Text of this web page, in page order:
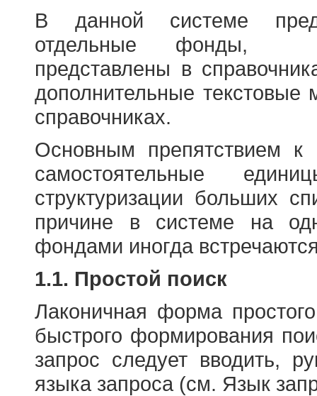
В данной системе
отдельные фонды,
представлены в
дополнительные
справочниках.
Основным препятствием
самостоятельные
структуризации больших
причине в системе на
фондами иногда
1.1. Простой поиск
Лаконичная форма
быстрого формирования
запрос следует вводить,
языка запроса (см. Язык